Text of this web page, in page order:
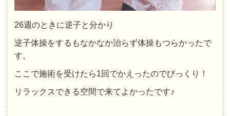
26週のときに逆子と分かり
逆子体操をするもなかなか治らず体操もつらかったで
す。
ここで施術を受けたら1回でかえったのでびっくり！
リラックスできる空間で来てよかったです♪